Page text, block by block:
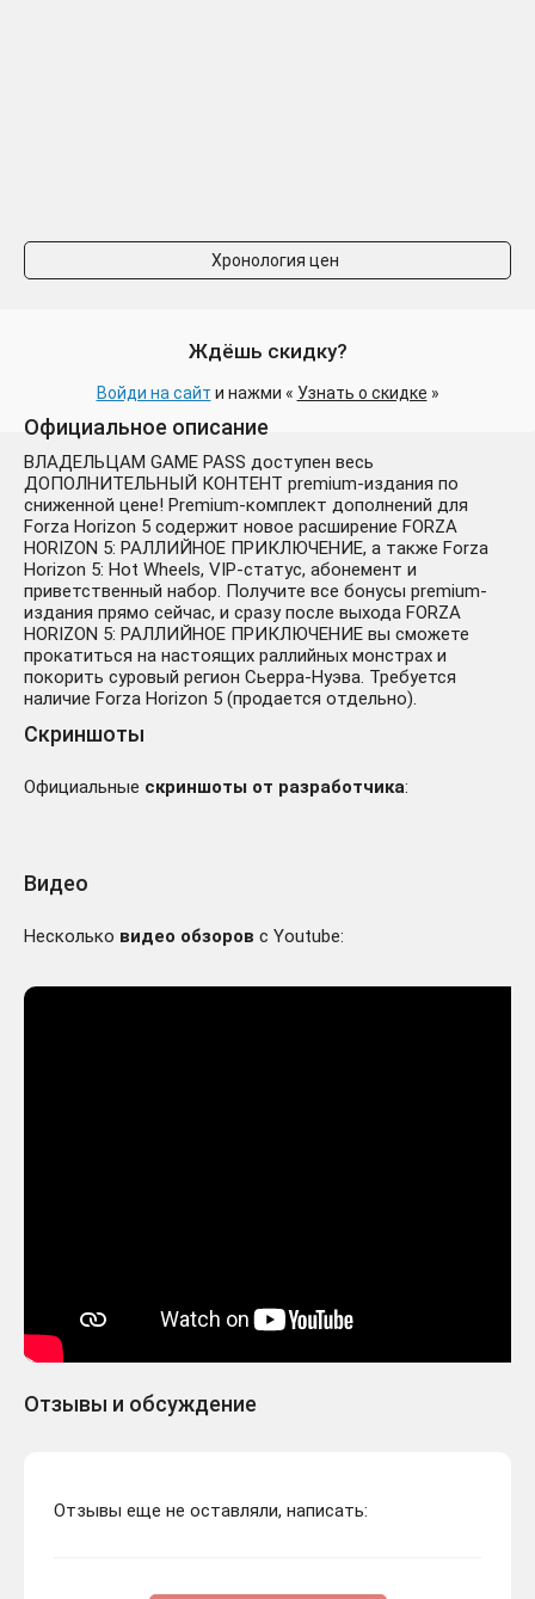
Хронология цен
Ждёшь скидку?
Войди на сайт и нажми « Узнать о скидке »
Официальное описание
ВЛАДЕЛЬЦАМ GAME PASS доступен весь
ДОПОЛНИТЕЛЬНЫЙ КОНТЕНТ premium-издания по
сниженной цене! Premium-комплект дополнений для
Forza Horizon 5 содержит новое расширение FORZA
HORIZON 5: РАЛЛИЙНОЕ ПРИКЛЮЧЕНИЕ, а также Forza
Horizon 5: Hot Wheels, VIP-статус, абонемент и
приветственный набор. Получите все бонусы premium-
издания прямо сейчас, и сразу после выхода FORZA
HORIZON 5: РАЛЛИЙНОЕ ПРИКЛЮЧЕНИЕ вы сможете
прокатиться на настоящих раллийных монстрах и
покорить суровый регион Сьерра-Нуэва. Требуется
наличие Forza Horizon 5 (продается отдельно).
Скриншоты
Официальные скриншоты от разработчика:
Видео
Несколько видео обзоров с Youtube:
Отзывы и обсуждение
Отзывы еще не оставляли, написать: